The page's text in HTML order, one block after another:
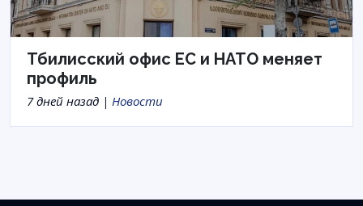
Тбилисский офис ЕС и НАТО меняет
профиль
7 дней назад | Новости